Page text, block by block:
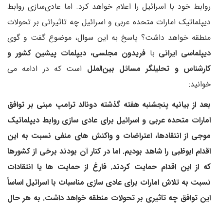
روابط خود با اسرائیل را اعلام خواهد کرد. اما عادی‌سازی روابط
دیپلماتیک امارات متحده عربی و اسرائیل چه تاثیراتی بر تحولات
منطقه خواهد داشت؟ پاسخ به این سوال، موضوع گفت و گوی
دیپلماسی ایرانی با فریدون مجلسی، دیپلمات پیشین کشور و
کارشناس و تحلیلگر مسائل بین‌الملل است که در ادامه می
خوانید:
بعد از بیانیه پنجشنبه هفته گذشته دونالد ترامپ مبنی بر توافق
امارات متحده عربی و اسرائیل برای عادی سازی روابط دیپلماتیک
موجی از انتقادها، اعتراضات و واکنش های منفی نسبت به این
اقدام ابوظبی راشاهد بودیم. اما در کنار آن بودند برخی از کشورها
که از این اقدام حمایت کردند. فارغ از حمایت ها یا انتقادات
نسبت به تلاش امارات برای عادی سازی مناسبات با اسرائیل اساساً
این توافق چه تاثیری بر تحولات منطقه خواهد داشت. به هر حال